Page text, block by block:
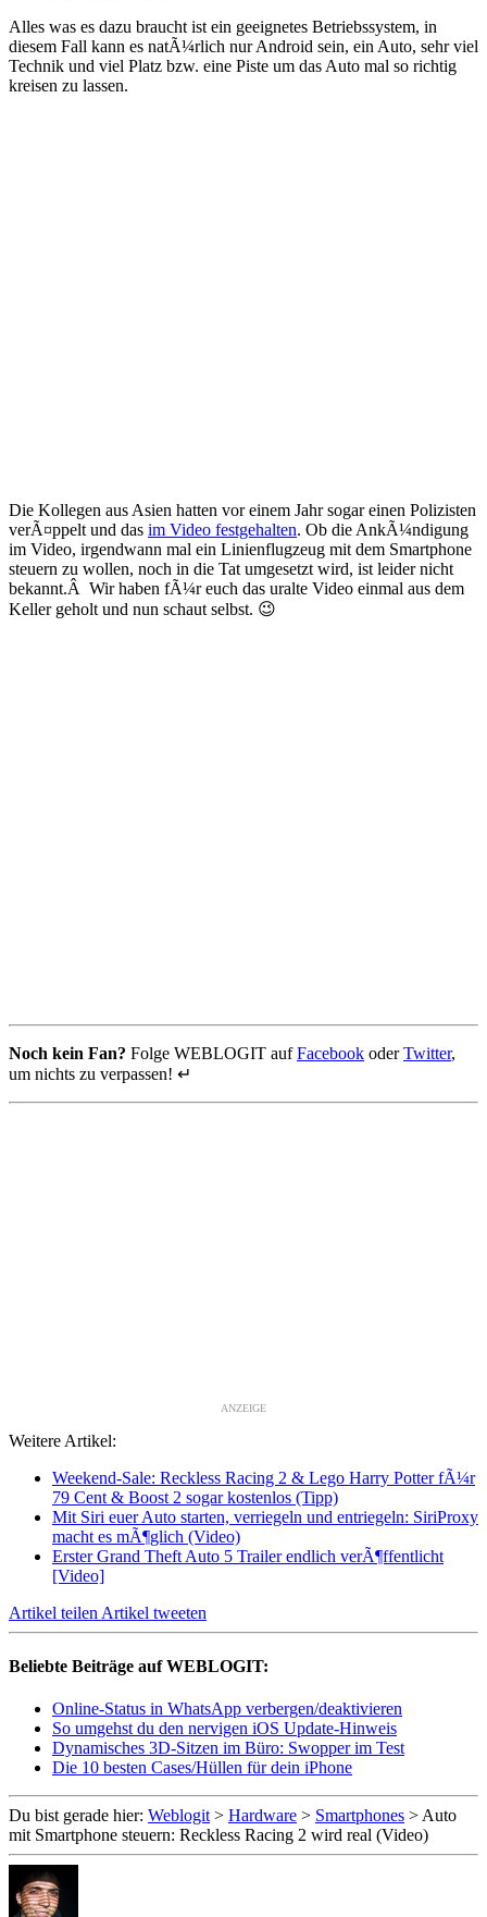
Alles was es dazu braucht ist ein geeignetes Betriebssystem, in
diesem Fall kann es natÃ¼rlich nur Android sein, ein Auto, sehr viel
Technik und viel Platz bzw. eine Piste um das Auto mal so richtig
kreisen zu lassen.
Die Kollegen aus Asien hatten vor einem Jahr sogar einen Polizisten
verÃ¤ppelt und das im Video festgehalten. Ob die AnkÃ¼ndigung
im Video, irgendwann mal ein Linienflugzeug mit dem Smartphone
steuern zu wollen, noch in die Tat umgesetzt wird, ist leider nicht
bekannt.Â Wir haben fÃ¼r euch das uralte Video einmal aus dem
Keller geholt und nun schaut selbst. 😉
Noch kein Fan? Folge WEBLOGIT aufFacebook oderTwitter,
um nichts zu verpassen! ↵
ANZEIGE
Weitere Artikel:
Weekend-Sale: Reckless Racing 2 & Lego Harry Potter fÃ¼r
79 Cent & Boost 2 sogar kostenlos (Tipp)
Mit Siri euer Auto starten, verriegeln und entriegeln: SiriProxy
macht es mÃ¶glich (Video)
Erster Grand Theft Auto 5 Trailer endlich verÃ¶ffentlicht
[Video]
Artikel teilen Artikel tweeten
Beliebte Beiträge auf WEBLOGIT:
Online-Status in WhatsApp verbergen/deaktivieren
So umgehst du den nervigen iOS Update-Hinweis
Dynamisches 3D-Sitzen im Büro: Swopper im Test
Die 10 besten Cases/Hüllen für dein iPhone
Du bist gerade hier: Weblogit > Hardware > Smartphones > Auto
mit Smartphone steuern: Reckless Racing 2 wird real (Video)